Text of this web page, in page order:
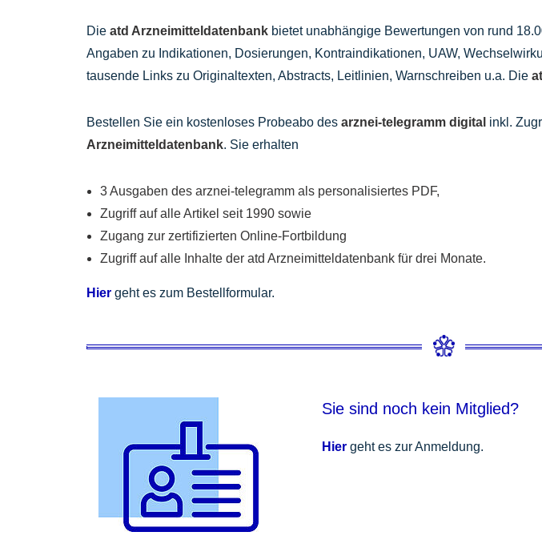
Die atd Arzneimitteldatenbank bietet unabhängige Bewertungen von rund
Angaben zu Indikationen, Dosierungen, Kontraindikationen, UAW,
tausende Links zu Originaltexten, Abstracts, Leitlinien, Warnschreiben u.a. Die
Bestellen Sie ein kostenloses Probeabo des arznei-telegramm digital inkl.
Arzneimitteldatenbank. Sie erhalten
3 Ausgaben des arznei-telegramm als personalisiertes PDF,
Zugriff auf alle Artikel seit 1990 sowie
Zugang zur zertifizierten Online-Fortbildung
Zugriff auf alle Inhalte der atd Arzneimitteldatenbank für drei Monate.
Hier geht es zum Bestellformular.
Sie sind noch kein Mitglied?
Hier geht es zur Anmeldung.